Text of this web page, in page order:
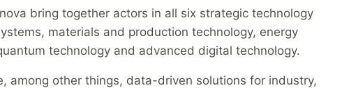
bring together actors in all six strategic technology
materials and production technology, energy
technology and advanced digital technology.
among other things, data-driven solutions for industry,